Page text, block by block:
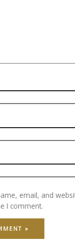
email, and
I comment.